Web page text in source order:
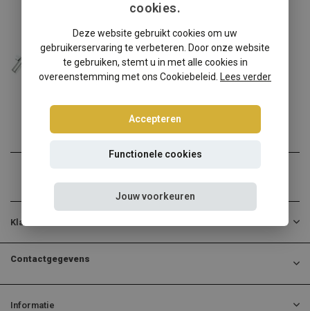
Volvo V40 M schroefset
Volvo V40 M verlagen? Kie...
€324,95
Klantenservice
Contactgegevens
Informatie
cookies.
Deze website gebruikt cookies om uw
gebruikerservaring te verbeteren. Door onze website
te gebruiken, stemt u in met alle cookies in
overeenstemming met ons Cookiebeleid.
Lees verder
Accepteren
Functionele cookies
Jouw voorkeuren